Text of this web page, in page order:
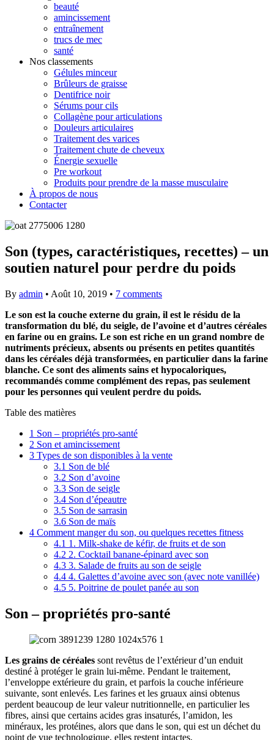
beauté
amincissement
entraînement
trucs de mec
santé
Nos classements
Gélules minceur
Brûleurs de graisse
Dentifrice noir
Sérums pour cils
Collagène pour articulations
Douleurs articulaires
Traitement des varices
Traitement chute de cheveux
Énergie sexuelle
Pre workout
Produits pour prendre de la masse musculaire
À propos de nous
Contacter
Son (types, caractéristiques, recettes) – un
soutien naturel pour perdre du poids
By admin • Août 10, 2019 • 7 comments
Le son est la couche externe du grain, il est le résidu de la
transformation du blé, du seigle, de l’avoine et d’autres céréales
en farine ou en grains. Le son est riche en un grand nombre de
nutriments précieux, absents ou présents en petites quantités
dans les céréales déjà transformées, en particulier dans la farine
blanche. Ce sont des aliments sains et hypocaloriques,
recommandés comme complément des repas, pas seulement
pour les personnes qui veulent perdre du poids.
Table des matières
1 Son – propriétés pro-santé
2 Son et amincissement
3 Types de son disponibles à la vente
3.1 Son de blé
3.2 Son d’avoine
3.3 Son de seigle
3.4 Son d’épeautre
3.5 Son de sarrasin
3.6 Son de maïs
4 Comment manger du son, ou quelques recettes fitness
4.1 1. Milk-shake de kéfir, de fruits et de son
4.2 2. Cocktail banane-épinard avec son
4.3 3. Salade de fruits au son de seigle
4.4 4. Galettes d’avoine avec son (avec note vanillée)
4.5 5. Poitrine de poulet panée au son
Son – propriétés pro-santé
Les grains de céréales sont revêtus de l’extérieur d’un enduit
destiné à protéger le grain lui-même. Pendant le traitement,
l’enveloppe extérieure du grain, et parfois la couche inférieure
suivante, sont enlevés. Les farines et les gruaux ainsi obtenus
perdent beaucoup de leur valeur nutritionnelle, en particulier les
fibres, ainsi que certains acides gras insaturés, l’amidon, les
minéraux, les protéines, alors que dans le son, qui est un déchet du
point de vue technologique, elles restent intactes.